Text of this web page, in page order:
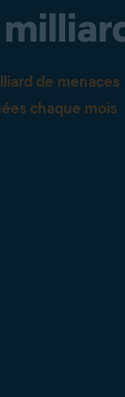
de menaces
chaque mois